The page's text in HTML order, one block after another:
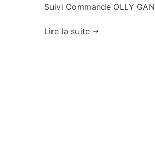
Suivi Commande OLLY GAN
Lire la suite